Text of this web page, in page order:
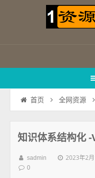
首页 全网资源
知识体系结构化 -
sadmin 2023年2
0